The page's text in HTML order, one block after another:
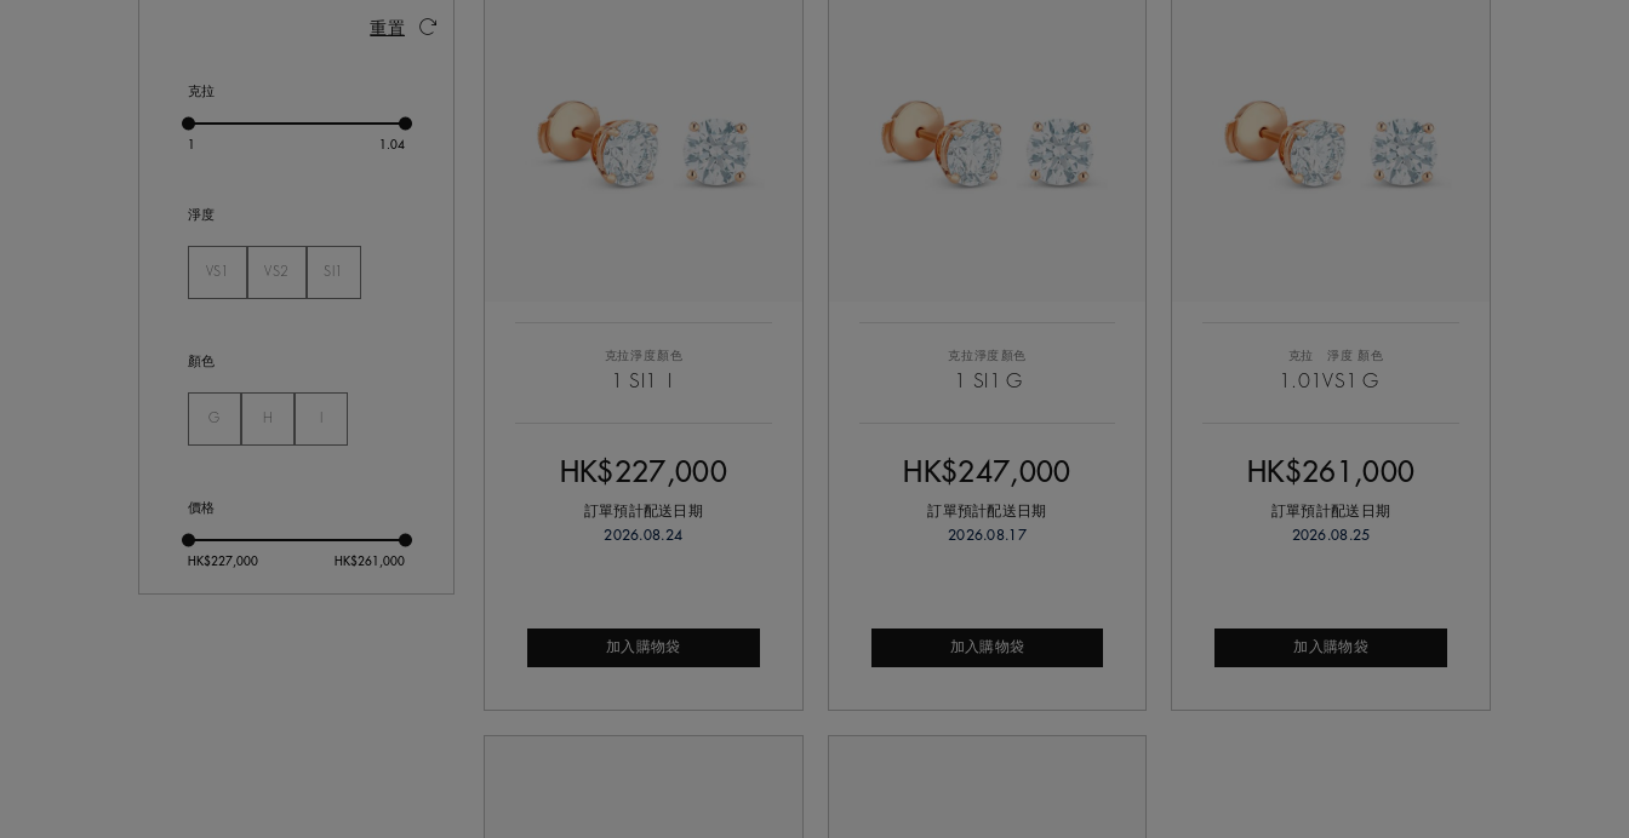
啟動這些部件將導致頁面上的內容更新。
重置
克拉
淨度
VS1
VS2
SI1
顏色
G未選 H
價格
克拉 淨度
SI1
顏色
HK$227,000
訂單預計配送日期
2026.08.24
加入購物袋
克拉 淨度
SI1
顏色
G
HK$247,000
訂單預計配送日期
2026.08.17
加入購物袋
克拉
1.01
淨度
VS1
顏色
G
HK$261,000
訂單預計配送日期
2026.08.25
加入購物袋